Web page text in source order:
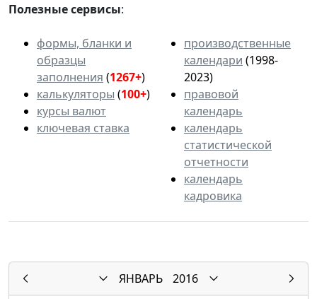
Полезные сервисы:
формы, бланки и
образцы
заполнения (1267+)
калькуляторы (100+)
курсы валют
ключевая ставка
производственные
календари (1998-
2023)
правовой
календарь
календарь
статистической
отчетности
календарь
кадровика
ЯНВАРЬ
2016